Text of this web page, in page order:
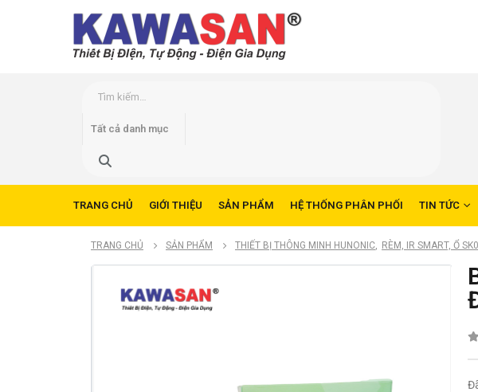
TRANG CHỦ GIỚI THIỆU SẢN PHẨM HỆ THỐNG PHÂN PHỐI TIN TỨC
TRANG CHỦ SẢN PHẨM THIẾT BỊ THÔNG MINH HUNONIC, RÈM, IR SMART, Ổ